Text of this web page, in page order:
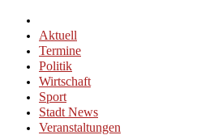
Aktuell
Termine
Politik
Wirtschaft
Sport
Stadt News
Veranstaltungen